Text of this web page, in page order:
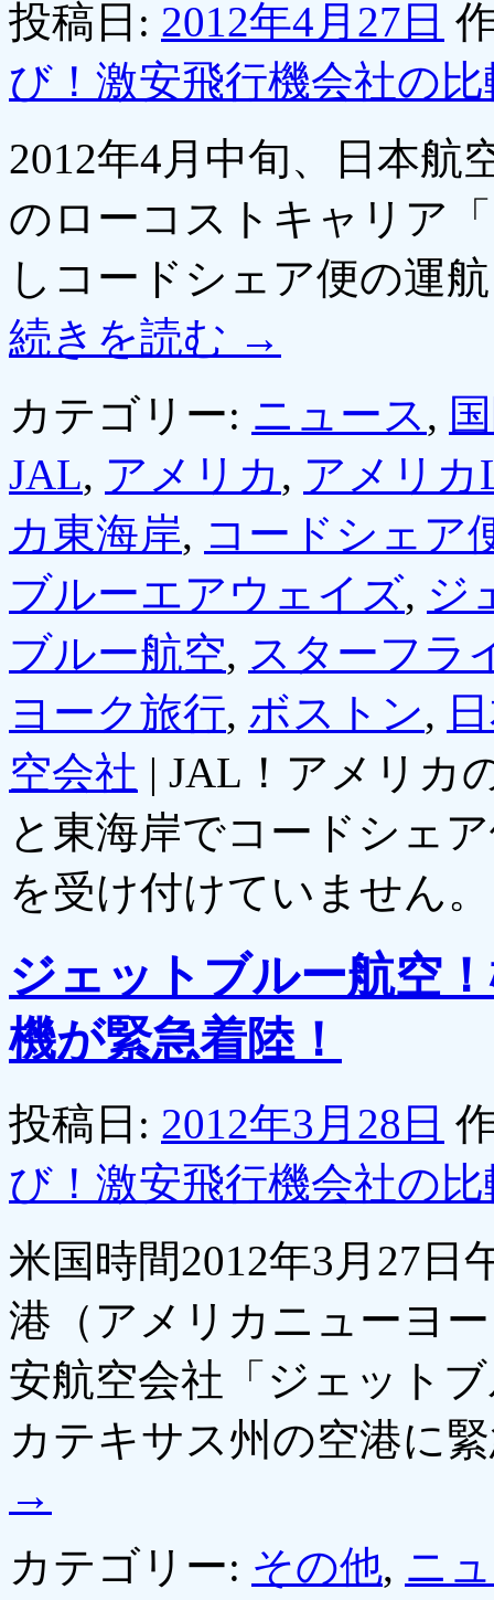
投稿日: 2012年4月27日
び！激安飛行機会社の
2012年4月中旬、日本航
のローコストキャリア
しコードシェア便の運
続きを読む →
カテゴリー: ニュース,
JAL, アメリカ , アメリカ
カ東海岸, コードシェア
ブルーエアウェイズ, ジ
ブルー航空, スターフラ
ヨーク旅行, ボストン,
空会社 | JAL！アメリカ
と東海岸でコードシェ
を受け付けていません。
ジェットブルー航空
機が緊急着陸！
投稿日: 2012年3月28日
び！激安飛行機会社の
米国時間2012年3月27
港（アメリカニューヨ
安航空会社「ジェット
カテキサス州の空港に
→
カテゴリー: その他, ニ